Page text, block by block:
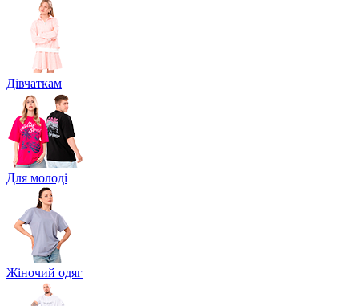
Дівчаткам
Для молоді
Жіночий одяг